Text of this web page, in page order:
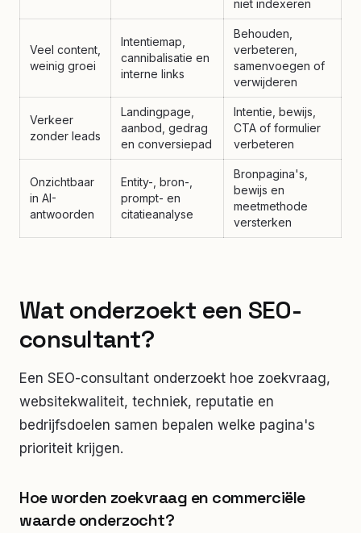
niet indexeren
Veel content,
weinig groei
Intentiemap,
cannibalisatie en
interne links
Behouden,
verbeteren,
samenvoegen of
verwijderen
Verkeer
zonder leads
Landingpage,
aanbod, gedrag
en conversiepad
Intentie, bewijs,
CTA of formulier
verbeteren
Onzichtbaar
in AI-
antwoorden
Entity-, bron-,
prompt- en
citatieanalyse
Bronpagina's,
bewijs en
meetmethode
versterken
Wat onderzoekt een SEO-
consultant?
Een SEO-consultant onderzoekt hoe zoekvraag,
websitekwaliteit, techniek, reputatie en
bedrijfsdoelen samen bepalen welke pagina's
prioriteit krijgen.
Hoe worden zoekvraag en commerciële
waarde onderzocht?